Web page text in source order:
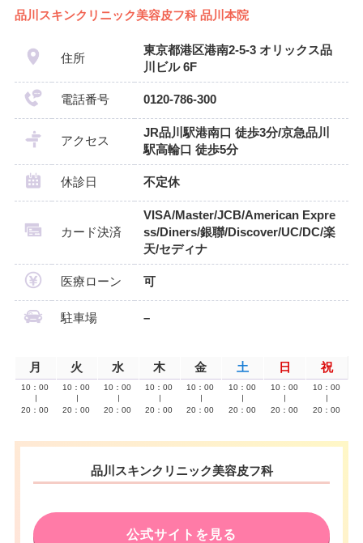
品川スキンクリニック美容皮フ科 品川本院
住所
東京都港区港南2-5-3 オリックス品
川ビル 6F
電話番号 0120-786-300
アクセス
JR品川駅港南口 徒歩3分/京急品川
駅高輪口 徒歩5分
休診日 不定休
カード決済
VISA/Master/JCB/American Expre
ss/Diners/銀聯/Discover/UC/DC/楽
天/セディナ
医療ローン 可
駐車場 –
月 火 水 木 金 土 日 祝
10：00
20：00
10：00
20：00
10：00
20：00
10：00
20：00
10：00
20：00
10：00
20：00
10：00
20：00
10：00
20：00
品川スキンクリニック美容皮フ科
公式サイトを見る